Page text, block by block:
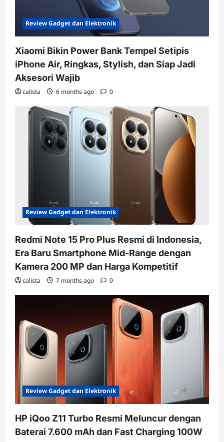
Review Gadget dan Elektronik
Xiaomi Bikin Power Bank Tempel Setipis
iPhone Air, Ringkas, Stylish, dan Siap Jadi
Aksesori Wajib
calista 6 months ago 0
Review Gadget dan Elektronik
Redmi Note 15 Pro Plus Resmi di Indonesia,
Era Baru Smartphone Mid-Range dengan
Kamera 200 MP dan Harga Kompetitif
calista 7 months ago 0
Review Gadget dan Elektronik
HP iQoo Z11 Turbo Resmi Meluncur dengan
Baterai 7.600 mAh dan Fast Charging 100W